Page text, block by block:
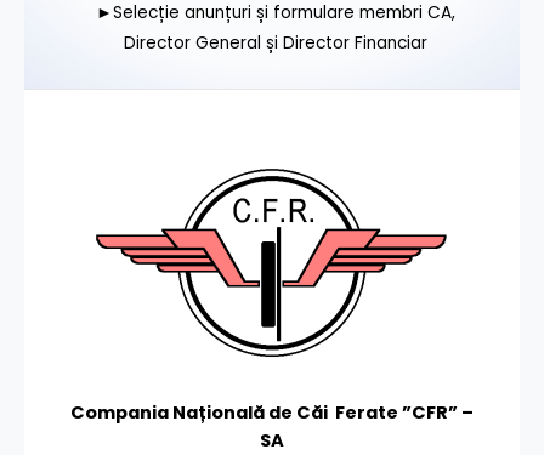
►Selecție anunțuri și formulare membri CA,
Director General și Director Financiar
Compania Națională de Căi Ferate ”CFR” –
SA